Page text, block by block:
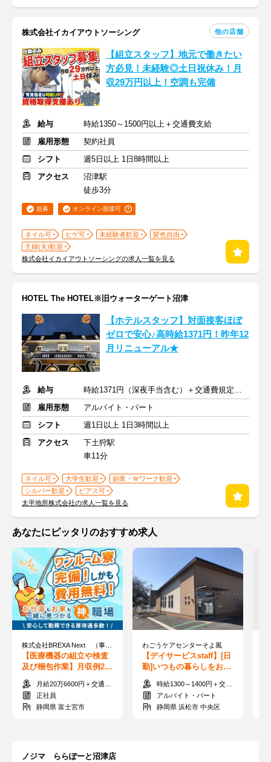
株式会社イカイアウトソーシング 他の店舗
【組立スタッフ】地元で働きたい
方必見！未経験◎土日祝休み！月
収29万円以上！空調も完備
給与
時給1350～1500円以上＋交通費支給
雇用形態
契約社員
シフト
週5日以上 1日8時間以上
アクセス
沼津駅
徒歩3分
急募 オンライン面接可
ネイル可 ヒゲ可 未経験者歓迎
髪色自由
主婦(夫)歓迎
株式会社イカイアウトソーシングの求人一覧を見る
HOTEL The HOTEL※旧ウォーターゲート沼津
【ホテルスタッフ】対面接客ほぼ
ゼロで安心♪高時給1371円！昨年12
月リニューアル★
給与
時給1371円（深夜手当含む）＋交通費規定支給
雇用形態
アルバイト・パート
シフト
週1日以上 1日3時間以上
アクセス
下土狩駅
車11分
ネイル可 大学生歓迎
副業・Ｗワーク歓迎
シルバー歓迎
ピアス可
太平地所株式会社の求人一覧を見る
あなたにピッタリのおすすめ求人
【医療機器の組立や検査
及び梱包作業】月収例27
万以上★土日祝休み♪
月給20万6600円＋交通費一部
正社員
静岡県 富士宮市
わごうケアセンターそよ風
【デイサービスstaff】[日
勤]いつもの暮らしをお手
伝い！家事スキルが活き
る◎残業ナシ
時給1300～1400円＋交通費全額支給
アルバイト・パート
静岡県 浜松市 中央区
ノジマ ららぽーと沼津店